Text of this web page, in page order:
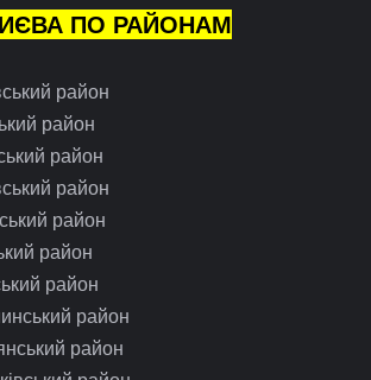
ПО РАЙОНАМ
район
район
район
район
район
район
район
район
район